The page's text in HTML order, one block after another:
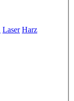
Laser Harz